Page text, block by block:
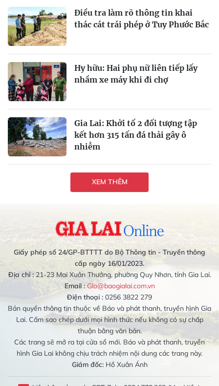
Điều tra làm rõ thông tin khai
thác cát trái phép ở Tuy Phước Bắc
Hy hữu: Hai phụ nữ liên tiếp lấy
nhầm xe máy khi đi chợ
Gia Lai: Khởi tố 2 đối tượng tập
kết hơn 315 tấn đá thải gây ô
nhiễm
XEM THÊM
Giấy phép số 24/GP-BTTTT do Bộ Thông tin - Truyền thông
cấp ngày 16/01/2023.
Địa chỉ :21-23 Mai Xuân Thưởng, phường Quy Nhơn, tỉnh Gia Lai.
Email : Glo@baogialai.com.vn
Điện thoại : 0256 3822 279
Bản quyền thông tin thuộc về Báo và phát thanh, truyền hình Gia
Lai. Cấm sao chép dưới mọi hình thức nếu không có sự chấp
thuận bằng văn bản.
Các trang sẽ mở ra tại cửa sổ mới. Báo và phát thanh, truyền
hình Gia Lai không chịu trách nhiệm nội dung các trang này.
Giám đốc:Hồ Xuân Ánh